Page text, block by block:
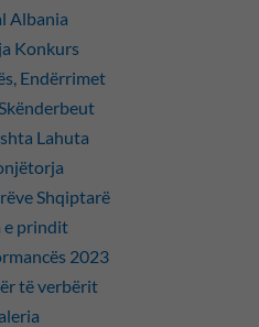
Albania
Konkurs
Endërrimet
Lahuta
Shqiptarë
e prindit
2023
të verbërit